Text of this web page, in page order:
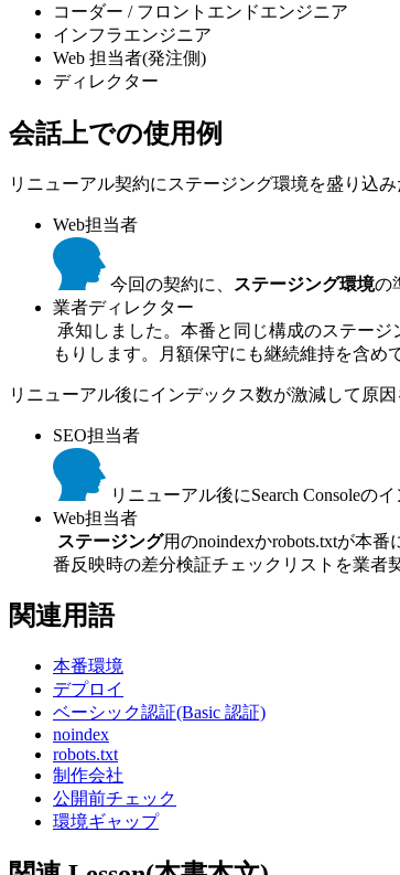
コーダー / フロントエンドエンジニア
インフラエンジニア
Web 担当者(発注側)
ディレクター
会話上での使用例
リニューアル契約にステージング環境を盛り込
Web担当者
今回の契約に、 ステージング環境の
業者ディレクター
承知しました。本番と同じ構成のステー
もりします。月額保守にも継続維持を含め
リニューアル後にインデックス数が激減して原
SEO担当者
リニューアル後にSearch Consoleの
Web担当者
ステージング用のnoindexかrobots.txtが本
番反映時の差分検証チェックリストを業者
関連用語
本番環境
デプロイ
ベーシック認証(Basic 認証)
noindex
robots.txt
制作会社
公開前チェック
環境ギャップ